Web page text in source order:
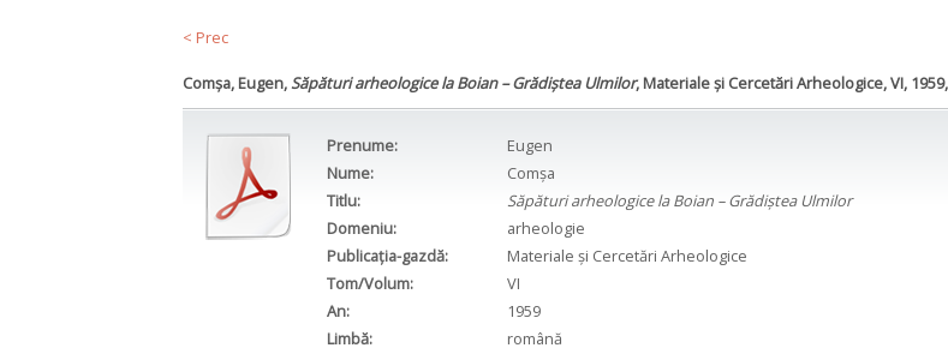
< Prec
Comșa, Eugen,Săpături arheologice la Boian – Grădiștea Ulmilor, Materiale și Cercetări Arheologice, VI,
Prenume:
Eugen
Nume:
Comșa
Titlu:
Săpături arheologice la Boian – Grădiștea Ulmilor
Domeniu:
arheologie
Publicația-gazdă:
Materiale și Cercetări Arheologice
Tom/Volum:
VI
An:
1959
Limbă:
română